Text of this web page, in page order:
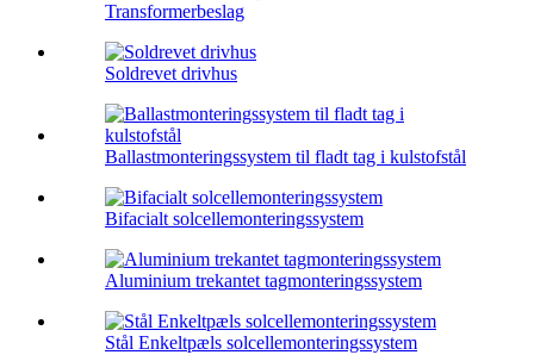
Transformerbeslag
Soldrevet drivhus
Ballastmonteringssystem til fladt tag i kulstofstål
Bifacialt solcellemonteringssystem
Aluminium trekantet tagmonteringssystem
Stål Enkeltpæls solcellemonteringssystem